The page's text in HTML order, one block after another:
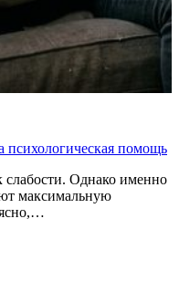
психологическая помощь
Однако именно
максимальную